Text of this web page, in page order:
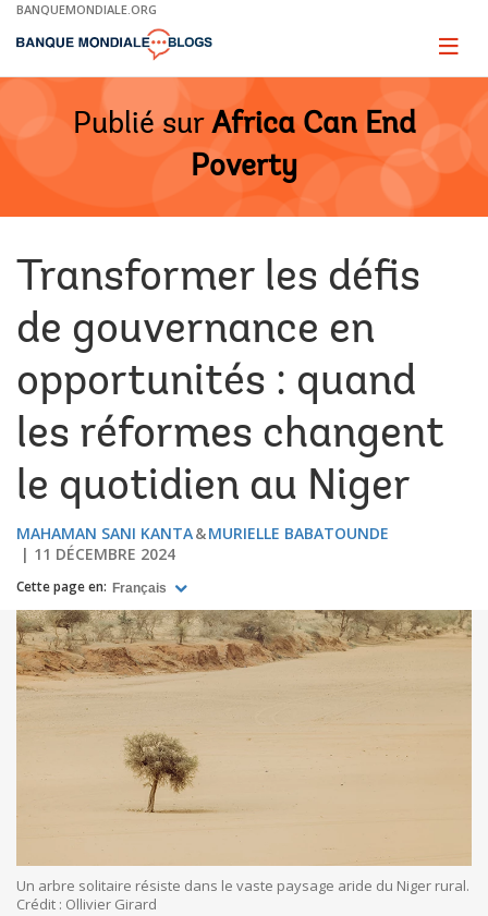
Skip
Main
BANQUEMONDIALE.ORG
Page
Publié sur Africa Can End
Poverty
Transformer les défis
de gouvernance en
opportunités : quand
les réformes changent
le quotidien au Niger
MAHAMAN SANI KANTA
MURIELLE BABATOUNDE
11 DÉCEMBRE 2024
Cette page en: Français
Un arbre solitaire résiste dans le vaste paysage aride du Niger rural.
Crédit : Ollivier Girard